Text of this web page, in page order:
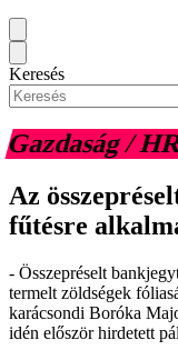
Keresés
Gazdaság /
Az
fűtésre
- Összepréselt
termelt zöldségek
karácsondi Boróka
idén először hirdetett